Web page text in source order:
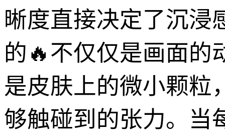
晰度直接决定了沉浸
的🔥不仅仅是画面
是皮肤上的微小颗粒
够触碰到的张力。当